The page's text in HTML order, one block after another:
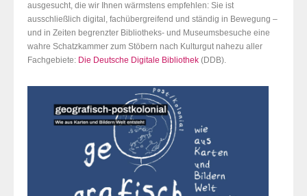
ausgesucht, die wir Ihnen wärmstens empfehlen: Sie ist
ausschließlich digital, fachübergreifend und ständig in Bewegung –
und in Zeiten begrenzter Bibliotheks- und Museumsbesuche eine
wahre Schatzkammer zum Stöbern nach Kulturgut nahezu aller
Fachgebiete: Die Deutsche Digitale Bibliothek (DDB).